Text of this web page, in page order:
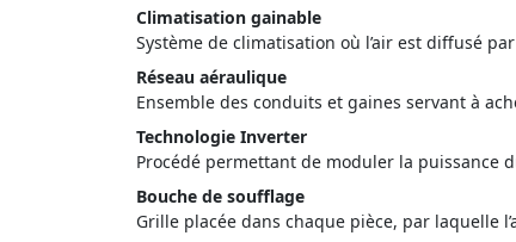
Climatisation gainable
Système de climatisation où l’air est diffusé
Réseau aéraulique
Ensemble des conduits et gaines servant à
Technologie Inverter
Procédé permettant de moduler la puissance
Bouche de soufflage
Grille placée dans chaque pièce, par laquelle